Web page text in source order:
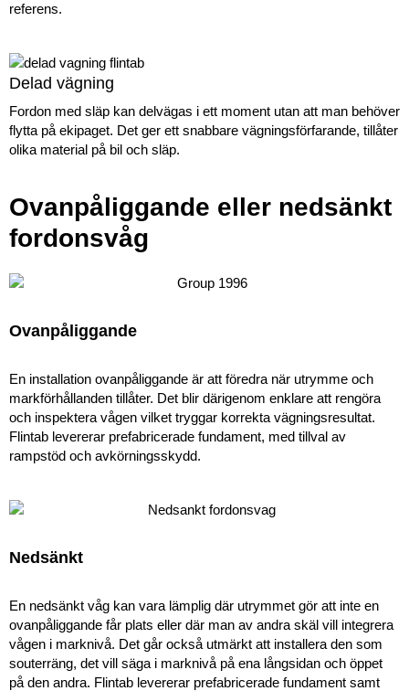
referens.
Delad vägning
Fordon med släp kan delvägas i ett moment utan att man behöver
flytta på ekipaget. Det ger ett snabbare vägningsförfarande, tillåter
olika material på bil och släp.
Ovanpåliggande eller nedsänkt
fordonsvåg
Ovanpåliggande
En installation ovanpåliggande är att föredra när utrymme och
markförhållanden tillåter. Det blir därigenom enklare att rengöra
och inspektera vågen vilket tryggar korrekta vägningsresultat.
Flintab levererar prefabricerade fundament, med tillval av
rampstöd och avkörningsskydd.
Nedsänkt
En nedsänkt våg kan vara lämplig där utrymmet gör att inte en
ovanpåliggande får plats eller där man av andra skäl vill integrera
vågen i marknivå. Det går också utmärkt att installera den som
souterräng, det vill säga i marknivå på ena långsidan och öppet
på den andra. Flintab levererar prefabricerade fundament samt